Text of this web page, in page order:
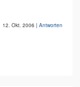
12. Okt. 2006 | Antworten